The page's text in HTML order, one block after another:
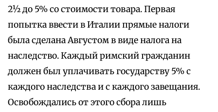
2½ до 5% со стоимости товара. Первая
попытка ввести в Италии прямые налоги
была сделана Августом в виде налога на
наследство. Каждый римский гражданин
должен был уплачивать государству 5% с
каждого наследства и с каждого завещания.
Освобождались от этого сбора лишь